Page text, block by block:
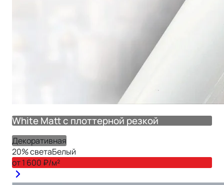
White Matt с плоттерной резкой
Декоративная
20% светаБелый
от1 600 ₽/м²